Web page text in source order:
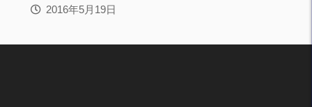
2016年5月19日